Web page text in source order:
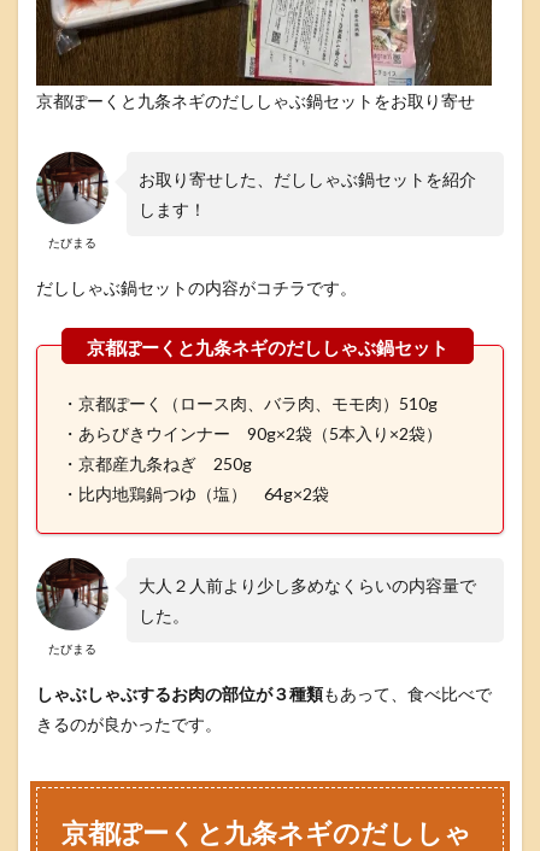
2
京
都
ぽ
く
と
九
条
ネ
だ
し
ゃ
鍋
の
方
3
京
都
ぽ
く
九
ネ
し
し
京都ぽーくと九条ネギのだししゃぶ鍋セットをお取り寄せ
たびまる
お取り寄せした、だししゃぶ鍋セットを紹介
します！
だししゃぶ鍋セットの内容がコチラです。
・京都ぽーく（ロース肉、バラ肉、モモ肉）510g
・あらびきウインナー 90g×2袋（5本入り×2袋）
・京都産九条ねぎ 250g
・比内地鶏鍋つゆ（塩） 64g×2袋
たびまる
大人２人前より少し多めなくらいの内容量で
した。
しゃぶしゃぶするお肉の部位が３種類もあって、食べ比べで
きるのが良かったです。
京都ぽーくと九条ネギのだししゃ